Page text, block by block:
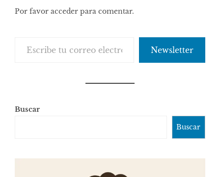
Por favor acceder para comentar.
Newsletter
Buscar
Buscar